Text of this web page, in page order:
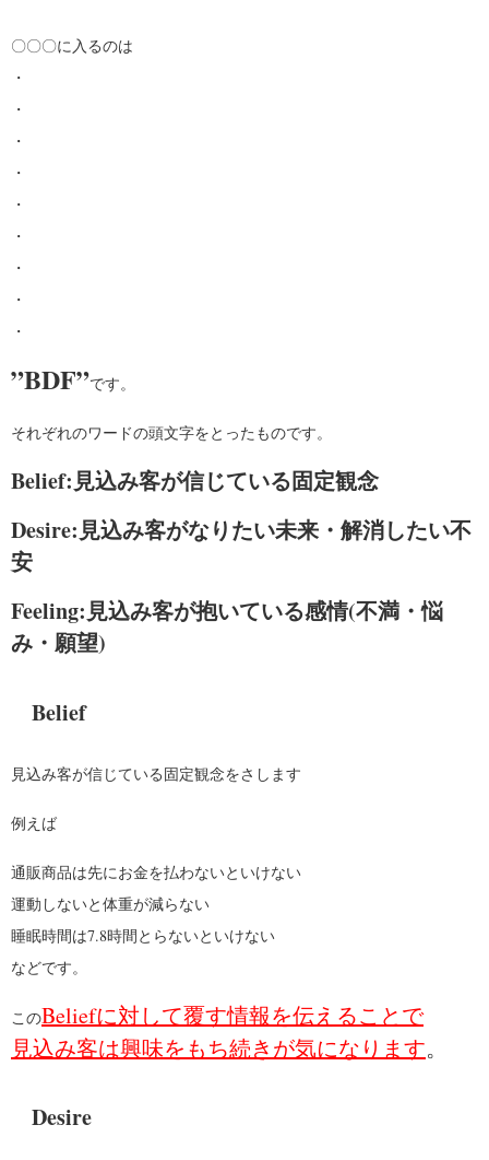
〇〇〇に入るのは
・
・
・
・
・
・
・
・
・
”BDF”です。
それぞれのワードの頭文字をとったものです。
Belief:見込み客が信じている固定観念
Desire:見込み客がなりたい未来・解消したい不
安
Feeling:見込み客が抱いている感情(不満・悩
み・願望)
Belief
見込み客が信じている固定観念をさします
例えば
通販商品は先にお金を払わないといけない
運動しないと体重が減らない
睡眠時間は7.8時間とらないといけない
などです。
このBeliefに対して覆す情報を伝えることで
見込み客は興味をもち続きが気になります。
Desire